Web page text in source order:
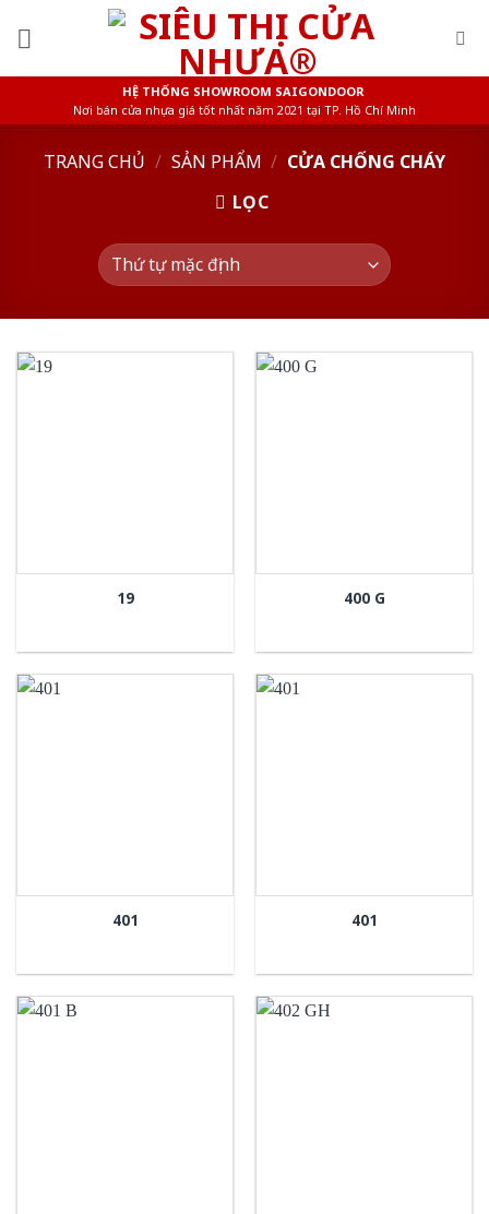
HỆ THỐNG SHOWROOM SAIGONDOOR
Nơi bán cửa nhựa giá tốt nhất năm 2021 tại TP. Hồ Chí Minh
TRANG CHỦ / SẢN PHẨM / CỬA CHỐNG CHÁY
LỌC
19 400 G
401 401